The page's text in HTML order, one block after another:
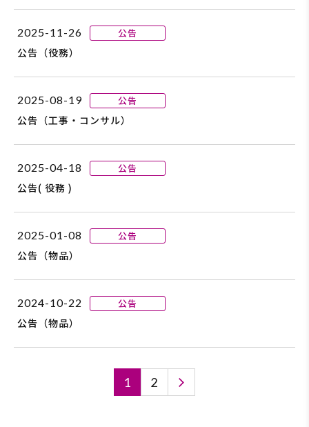
2025-11-26 公告
公告（役務）
2025-08-19 公告
公告（工事・コンサル）
2025-04-18 公告
公告( 役務 )
2025-01-08 公告
公告（物品）
2024-10-22 公告
公告（物品）
1 2